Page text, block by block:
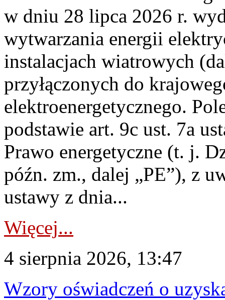
w dniu 28 lipca 2026 r.
wytwarzania energii
instalacjach wiatrowych
przyłączonych do
elektroenergetycznego.
podstawie art. 9c ust. 7a
Prawo energetyczne (t. j.
późn. zm., dalej „PE”), z
ustawy z dnia...
Więcej...
4 sierpnia 2026, 13:47
Wzory oświadczeń o